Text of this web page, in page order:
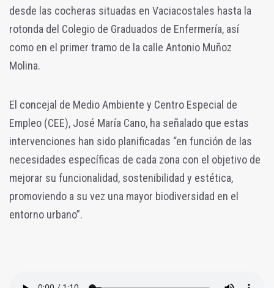
desde las cocheras situadas en Vaciacostales hasta la
rotonda del Colegio de Graduados de Enfermería, así
como en el primer tramo de la calle Antonio Muñoz
Molina.
El concejal de Medio Ambiente y Centro Especial de
Empleo (CEE), José María Cano, ha señalado que estas
intervenciones han sido planificadas “en función de las
necesidades específicas de cada zona con el objetivo de
mejorar su funcionalidad, sostenibilidad y estética,
promoviendo a su vez una mayor biodiversidad en el
entorno urbano”.